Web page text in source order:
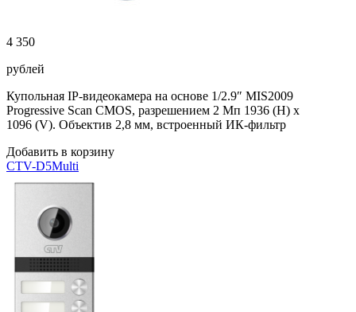
4 350
рублей
Купольная IP-видеокамера на основе 1/2.9″ MIS2009
Progressive Scan CMOS, разрешением 2 Мп 1936 (H) x
1096 (V). Объектив 2,8 мм, встроенный ИК-фильтр
Добавить в корзину
CTV-D5Multi